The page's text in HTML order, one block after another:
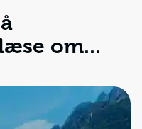
om...